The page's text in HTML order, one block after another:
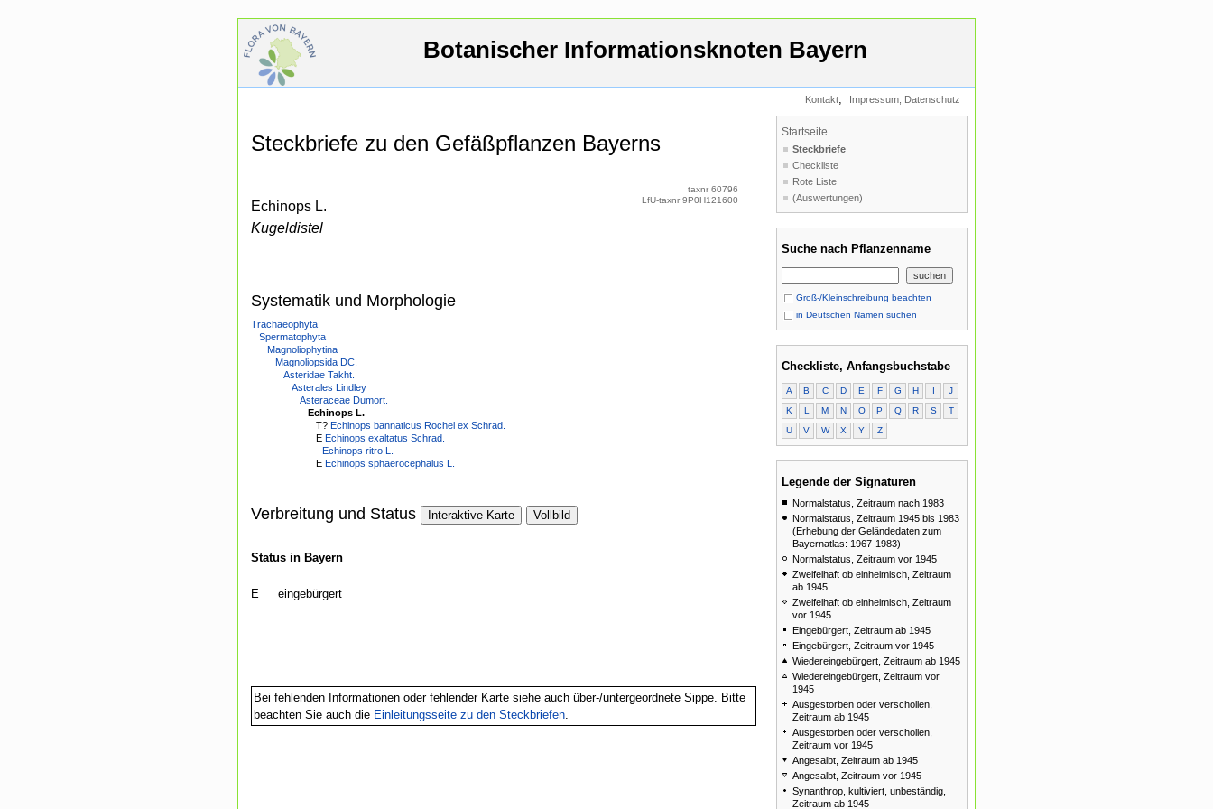
Botanischer Informationsknoten Bayern
Kontakt, Impressum, Datenschutz
Steckbriefe zu den Gefäßpflanzen Bayerns
Echinops L.
Kugeldistel
taxnr 60796
LfU-taxnr 9P0H121600
Systematik und Morphologie
Trachaeophyta
Spermatophyta
Magnoliophytina
Magnoliopsida DC.
Asteridae Takht.
Asterales Lindley
Asteraceae Dumort.
Echinops L.
T? Echinops bannaticus Rochel ex Schrad.
E Echinops exaltatus Schrad.
- Echinops ritro L.
E Echinops sphaerocephalus L.
Verbreitung und Status Interaktive Karte Vollbild
Status in Bayern
E eingebürgert
Bei fehlenden Informationen oder fehlender Karte siehe auch über-/untergeordnete Sippe. Bitte
beachten Sie auch die Einleitungsseite zu den Steckbriefen.
Startseite
Steckbriefe
Checkliste
Rote Liste
(Auswertungen)
Suche nach Pflanzenname
Groß-/Kleinschreibung beachten
in Deutschen Namen suchen
Checkliste, Anfangsbuchstabe
A B C D E F G H I
J
K
L M N O P Q R S
T
U
V W X Y Z
Legende der Signaturen
Normalstatus, Zeitraum nach 1983
Normalstatus, Zeitraum 1945 bis 1983
(Erhebung der Geländedaten zum
Bayernatlas: 1967-1983)
Normalstatus, Zeitraum vor 1945
Zweifelhaft ob einheimisch, Zeitraum
ab 1945
Zweifelhaft ob einheimisch, Zeitraum
vor 1945
Eingebürgert, Zeitraum ab 1945
Eingebürgert, Zeitraum vor 1945
Wiedereingebürgert, Zeitraum ab 1945
Wiedereingebürgert, Zeitraum vor
1945
Ausgestorben oder verschollen,
Zeitraum ab 1945
Ausgestorben oder verschollen,
Zeitraum vor 1945
Angesalbt, Zeitraum ab 1945
Angesalbt, Zeitraum vor 1945
Synanthrop, kultiviert, unbeständig,
Zeitraum ab 1945